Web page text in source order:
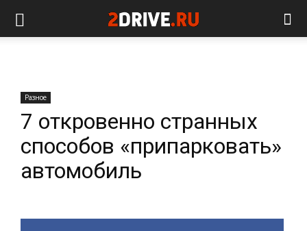
Разное
7 откровенно странных
способов «припарковать»
автомобиль